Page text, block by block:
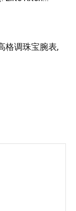
格调珠宝腕表,